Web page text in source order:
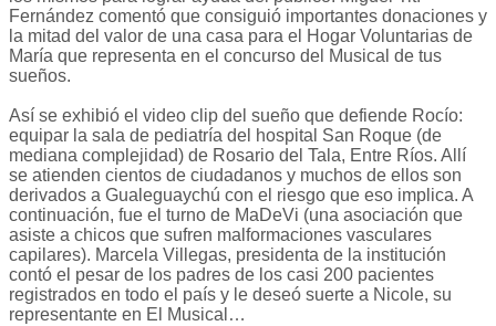
Fernández comentó que consiguió importantes donaciones y
la mitad del valor de una casa para el Hogar Voluntarias de
María que representa en el concurso del Musical de tus
sueños.
Así se exhibió el video clip del sueño que defiende Rocío:
equipar la sala de pediatría del hospital San Roque (de
mediana complejidad) de Rosario del Tala, Entre Ríos. Allí
se atienden cientos de ciudadanos y muchos de ellos son
derivados a Gualeguaychú con el riesgo que eso implica. A
continuación, fue el turno de MaDeVi (una asociación que
asiste a chicos que sufren malformaciones vasculares
capilares). Marcela Villegas, presidenta de la institución
contó el pesar de los padres de los casi 200 pacientes
registrados en todo el país y le deseó suerte a Nicole, su
representante en El Musical…